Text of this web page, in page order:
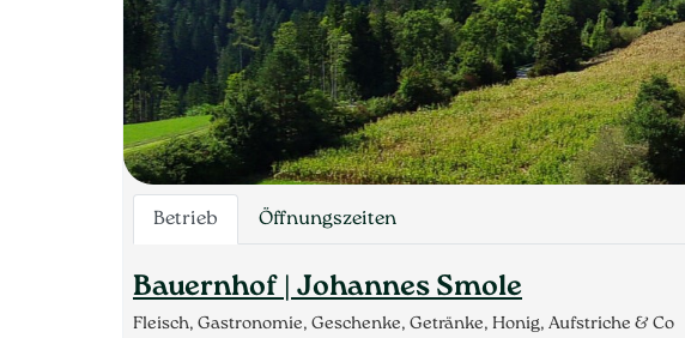
Betrieb Öffnungszeiten
Bauernhof | Johannes Smole
Fleisch, Gastronomie, Geschenke, Getränke, Honig, Aufstriche & Co